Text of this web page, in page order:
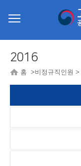
2016
홈 >비정규직인원 >